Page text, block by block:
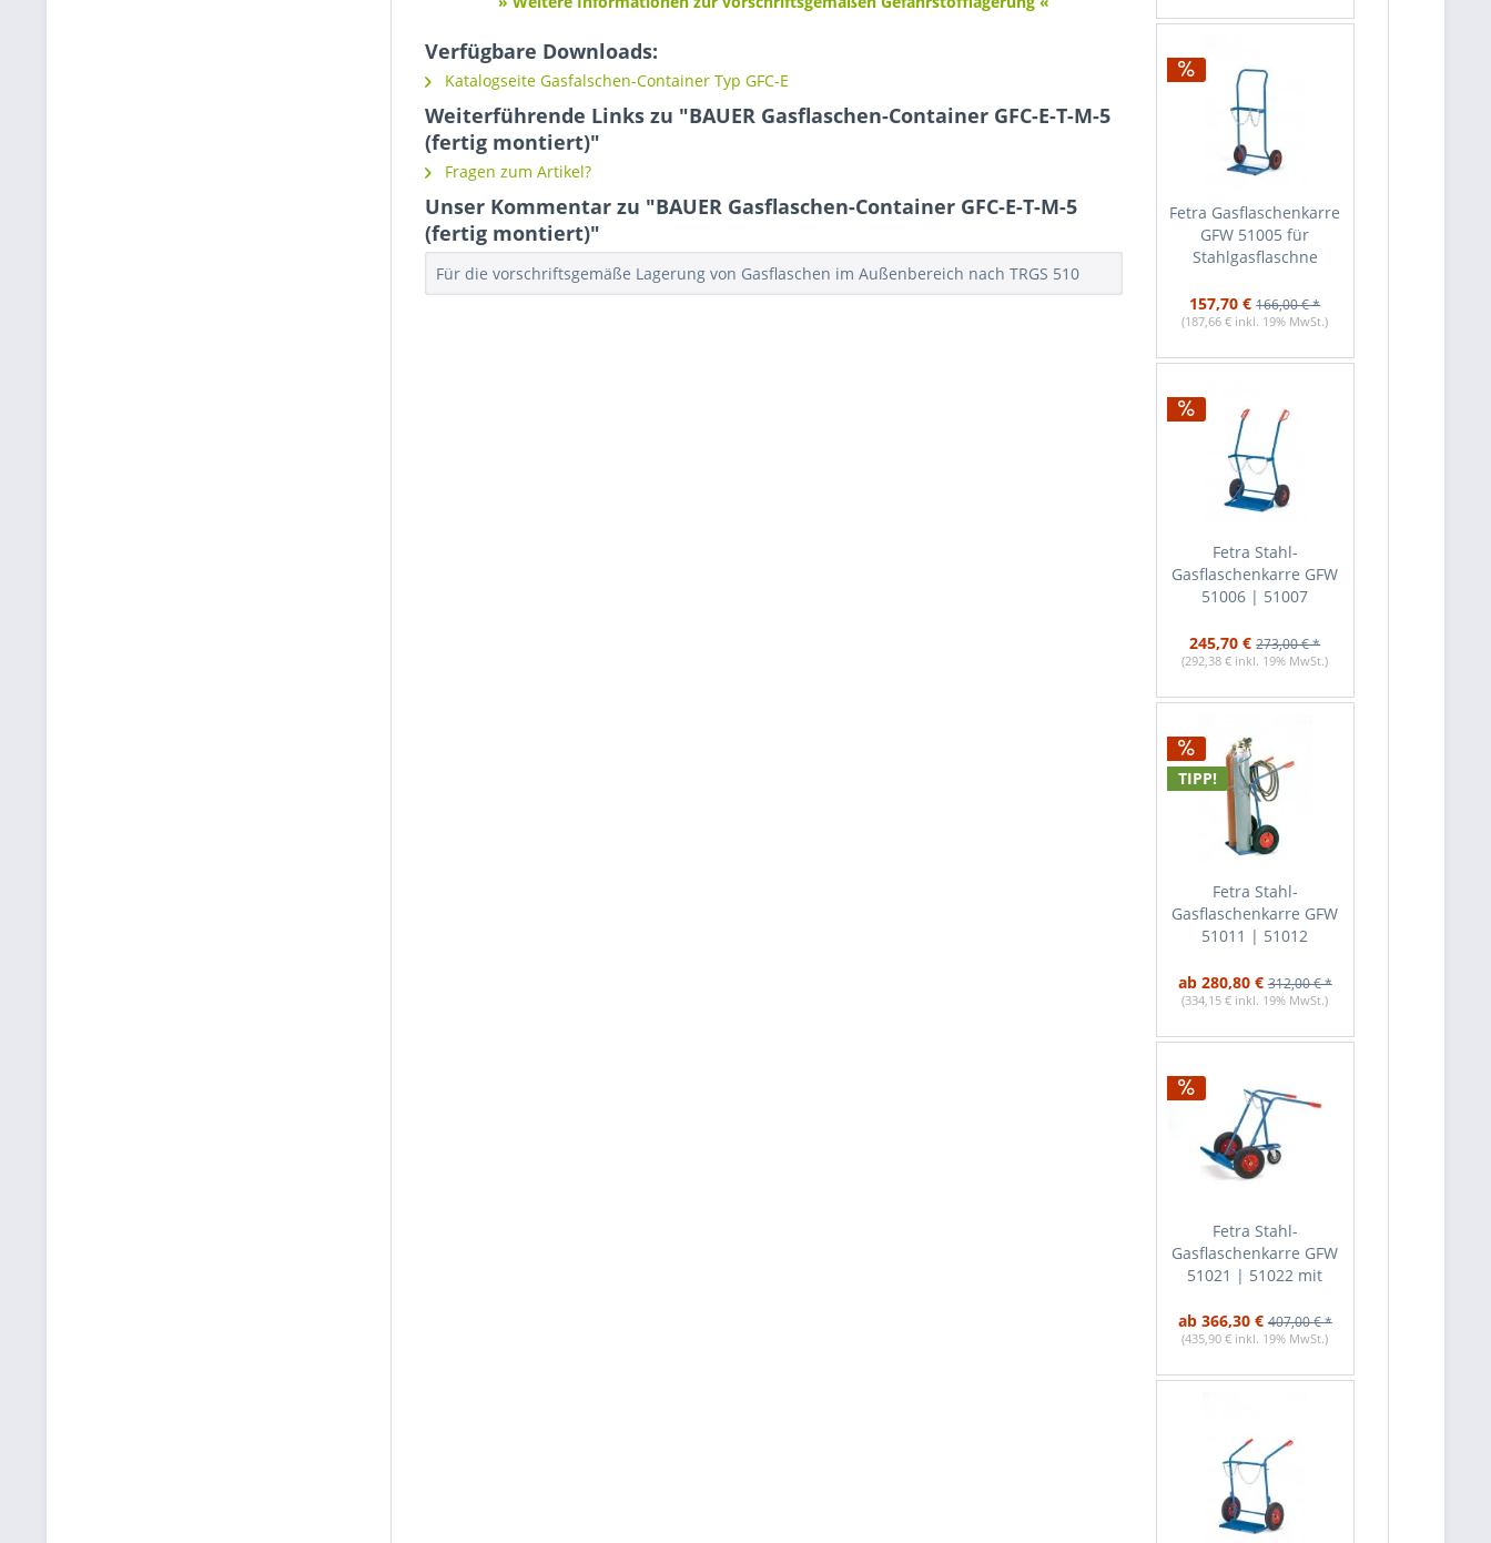
Verfügbare Downloads:
Katalogseite Gasfalschen-Container Typ GFC-E
Weiterführende Links zu "BAUER Gasflaschen-Container GFC-E-T-M-5
(fertig montiert)"
Fragen zum Artikel?
Unser Kommentar zu "BAUER Gasflaschen-Container GFC-E-T-M-5
(fertig montiert)"
Für die vorschriftsgemäße Lagerung von Gasflaschen im Außenbereich nach TRGS 510
Fetra Gasflaschenkarre
GFW 51005 für
Stahlgasflaschne
157,70 € 166,00 € *
(187,66 € inkl. 19% MwSt.)
Fetra Stahl-
Gasflaschenkarre GFW
51006 | 51007
245,70 € 273,00 € *
(292,38 € inkl. 19% MwSt.)
TIPP!
Fetra Stahl-
Gasflaschenkarre GFW
51011 | 51012
ab 280,80 € 312,00 € *
(334,15 € inkl. 19% MwSt.)
Fetra Stahl-
Gasflaschenkarre GFW
51021 | 51022 mit
ab 366,30 € 407,00 € *
(435,90 € inkl. 19% MwSt.)